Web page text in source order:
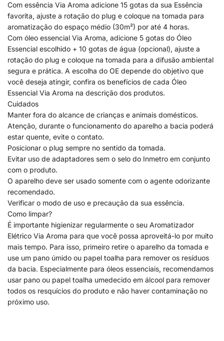
Com essência Via Aroma adicione 15 gotas da sua Essência
favorita, ajuste a rotação do plug e coloque na tomada para
aromatização do espaço médio (30m²) por até 4 horas.
Com óleo essencial Via Aroma, adicione 5 gotas do Óleo
Essencial escolhido + 10 gotas de água (opcional), ajuste a
rotação do plug e coloque na tomada para a difusão ambiental
segura e prática. A escolha do OE depende do objetivo que
você deseja atingir, confira os benefícios de cada Óleo
Essencial Via Aroma na descrição dos produtos.
Cuidados
Manter fora do alcance de crianças e animais domésticos.
Atenção, durante o funcionamento do aparelho a bacia poderá
estar quente, evite o contato.
Posicionar o plug sempre no sentido da tomada.
Evitar uso de adaptadores sem o selo do Inmetro em conjunto
com o produto.
O aparelho deve ser usado somente com o agente odorizante
recomendado.
Verificar o modo de uso e precaução da sua essência.
Como limpar?
É importante higienizar regularmente o seu Aromatizador
Elétrico Via Aroma para que você possa aproveitá-lo por muito
mais tempo. Para isso, primeiro retire o aparelho da tomada e
use um pano úmido ou papel toalha para remover os resíduos
da bacia. Especialmente para óleos essenciais, recomendamos
usar pano ou papel toalha umedecido em álcool para remover
todos os resquícios do produto e não haver contaminação no
próximo uso.